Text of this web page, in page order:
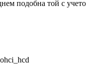
подобна той с